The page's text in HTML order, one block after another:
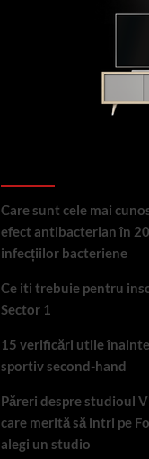
Care sunt cele mai
efect antibacterian în
infecțiilor bacteriene
Ce iti trebuie pentru
Sector 1
15 verificări utile
sportiv second-hand
Păreri despre studioul
care merită să intri pe
alegi un studio